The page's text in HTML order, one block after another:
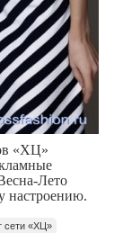
«ХЦ»
Лето
настроению.
сети «ХЦ»